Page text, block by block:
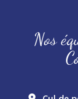
Nos